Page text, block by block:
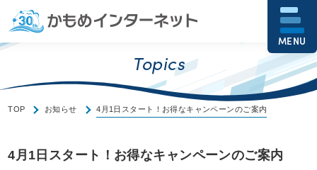
MENU
Topics
TOP お知らせ 4月1日スタート！お得なキャンペーンのご案内
4月1日スタート！お得なキャンペーンのご案内